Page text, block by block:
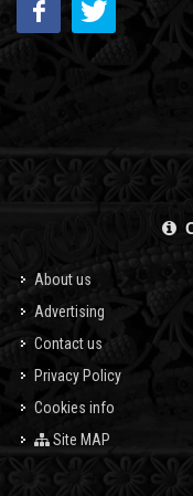
About us
Advertising
Contact us
Privacy Policy
Cookies info
Site MAP